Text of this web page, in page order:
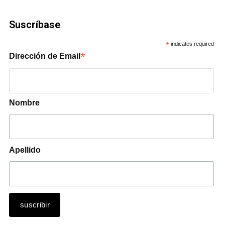
Suscríbase
* indicates required
Dirección de Email*
Nombre
Apellido